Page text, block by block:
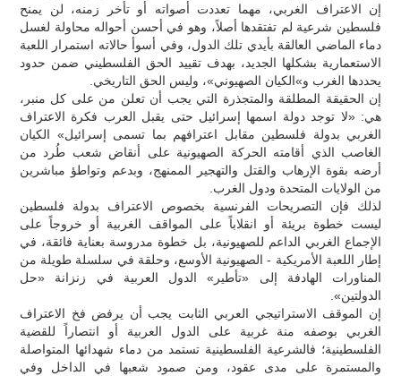
إن الاعتراف الغربي، مهما تعددت أصواته أو تأخر زمنه، لن يمنح
فلسطين شرعية لم تفتقدها أصلاً، وهو في أحسن أحواله محاولة لغسل
دماء الماضي العالقة بأيدي تلك الدول، وفي أسوأ حالاته استمرار اللعبة
الاستعمارية بشكلها الجديد، بهدف تقييد الحق الفلسطيني ضمن حدود
يحددها الغرب و»الكيان الصهيوني»، وليس الحق التاريخي.
إن الحقيقة المطلقة والمتجذرة التي يجب أن تعلن من على كل منبر،
هي: «لا توجد دولة اسمها إسرائيل حتى يقبل العرب فكرة الاعتراف
الغربي بدولة فلسطين مقابل اعترافهم بما تسمى إسرائيل» الكيان
الغاصب الذي أقامته الحركة الصهيونية على أنقاض شعب طُرد من
أرضه بقوة الإرهاب والقتل والتهجير الممنهج، وبدعم وتواطؤ مباشرين
من الولايات المتحدة ودول الغرب.
لذلك فإن التصريحات الفرنسية بخصوص الاعتراف بدولة فلسطين
ليست خطوة بريئة أو انقلاباً على المواقف الغربية أو خروجاً على
الإجماع الغربي الداعم للصهيونية، بل خطوة مدروسة بعناية فائقة، في
إطار اللعبة الأمريكية - الصهيونية الأوسع، وحلقة في سلسلة طويلة من
المناورات الهادفة إلى «تأطير» الدول العربية في زنزانة «حل
الدولتين».
إن الموقف الاستراتيجي العربي الثابت يجب أن يرفض فخ الاعتراف
الغربي بوصفه منة غربية على الدول العربية أو انتصاراً للقضية
الفلسطينية؛ فالشرعية الفلسطينية تستمد من دماء شهدائها المتواصلة
والمستمرة على مدى عقود، ومن صمود شعبها في الداخل وفي